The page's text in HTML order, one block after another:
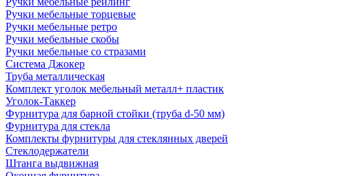
Ручки мебельные торцевые
Ручки мебельные ретро
Ручки мебельные скобы
Ручки мебельные со стразами
Система Джокер
Труба металлическая
Комплект уголок мебельный металл+ пластик
Уголок-Таккер
Фурнитура для барной стойки (труба d-50 мм)
Фурнитура для стекла
Комплекты фурнитуры для стеклянных дверей
Стеклодержатели
Штанга выдвижная